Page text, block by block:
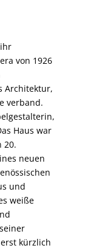
von 1926
Architektur,
verband.
Haus war
20.
neuen
und
weiße
kürzlich